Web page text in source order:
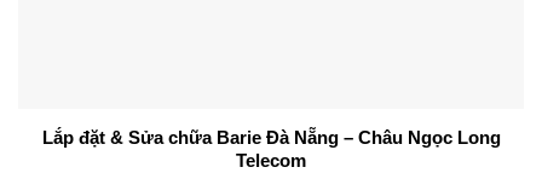
Lắp đặt & Sửa chữa Barie Đà Nẵng – Châu Ngọc Long
Telecom